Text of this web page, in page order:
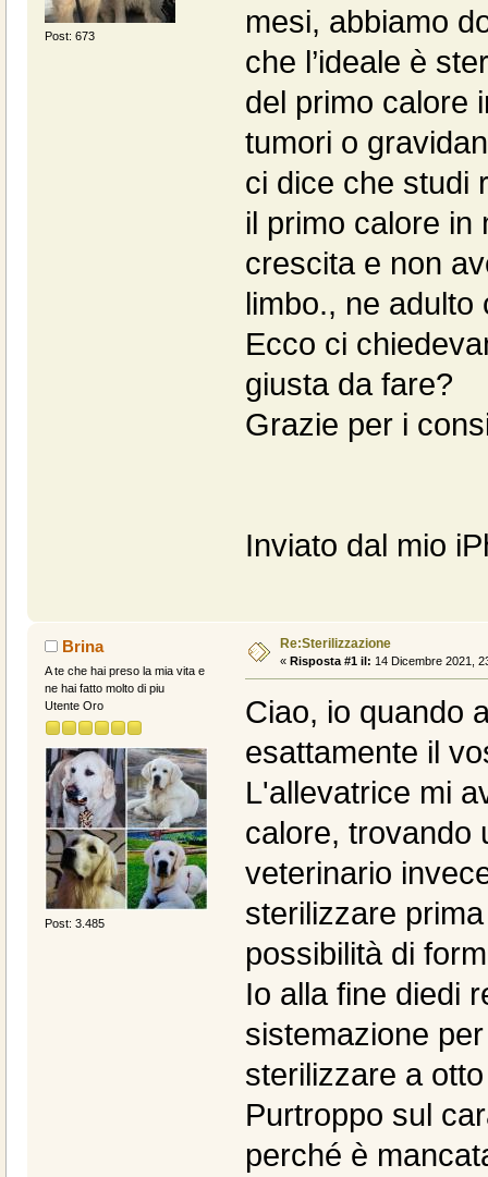
Post: 673
mesi, abbiamo
che l’ideale è
del primo calore
tumori o
ci dice che studi
il primo calore in
crescita e non
limbo., ne adulto
Ecco ci
giusta da fare?
Grazie per i
Inviato dal mio
Brina
A te che hai preso la mia vita e
ne hai fatto molto di piu
Utente Oro
Post: 3.485
Re:Sterilizzazione
« Risposta #1 il: 14 Dicembre 2021,
Ciao, io quando
esattamente il
L'allevatrice mi
calore, trovando
veterinario
sterilizzare
possibilità di
Io alla fine diedi
sistemazione
sterilizzare a
Purtroppo sul
perché è